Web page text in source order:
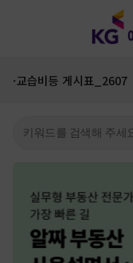
·교습비등 게시표_2607